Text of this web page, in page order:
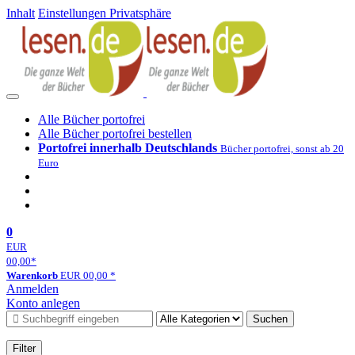
Inhalt Einstellungen Privatsphäre
Alle Bücher portofrei
Alle Bücher portofrei bestellen
Portofrei innerhalb Deutschlands Bücher portofrei, sonst ab 20
Euro
0
EUR
00,00*
Warenkorb EUR 00,00 *
Anmelden
Konto anlegen
Suchen
Filter